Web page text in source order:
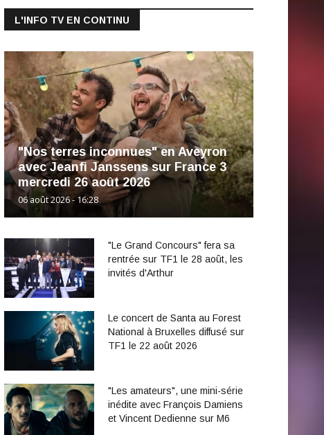
L'INFO TV EN CONTINU
"Nos terres inconnues" en Aveyron
avec Jeanfi Janssens sur France 3
mercredi 26 août 2026
06 août 2026 - 16:28
"Le Grand Concours" fera sa
rentrée sur TF1 le 28 août, les
invités d'Arthur
Le concert de Santa au Forest
National à Bruxelles diffusé sur
TF1 le 22 août 2026
"Les amateurs", une mini-série
inédite avec François Damiens
et Vincent Dedienne sur M6